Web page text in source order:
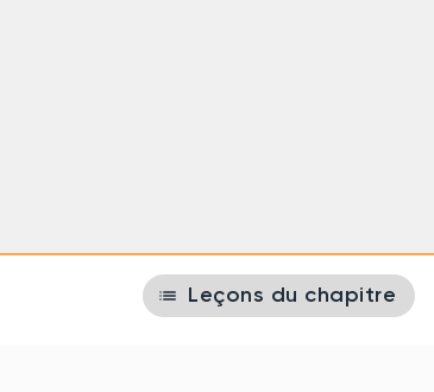
list Leçons du chapitre